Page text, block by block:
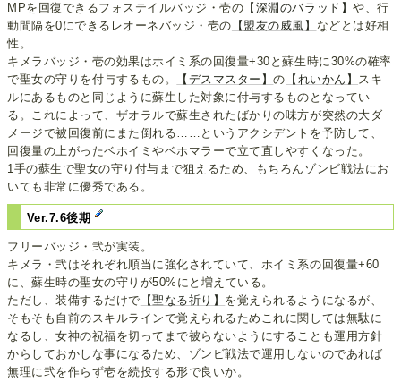
MPを回復できるフォステイルバッジ・壱の 【深淵のバラッド】や、行
動間隔を0にできるレオーネバッジ・壱の 【盟友の威風】 などとは好相
性。
キメラバッジ・壱の効果はホイミ系の回復量+30と蘇生時に30%の確率
で聖女の守りを付与するもの。
【デスマスター】の 【れいかん】 スキ
ルにあるものと同じように蘇生した対象に付与するものとなってい
る。これによって、ザオラルで蘇生されたばかりの味方が突然の大ダ
メージで被回復前にまた倒れる……というアクシデントを予防して、
回復量の上がったベホイミやベホマラーで立て直しやすくなった。
1手の蘇生で聖女の守り付与まで狙えるため、もちろんゾンビ戦法にお
いても非常に優秀である。
Ver.7.6後期
フリーバッジ・弐が実装。
キメラ・弐はそれぞれ順当に強化されていて、ホイミ系の回復量+60
に、蘇生時の聖女の守りが50%にと増えている。
ただし、装備するだけで 【聖なる祈り】 を覚えられるようになるが、
そもそも自前のスキルラインで覚えられるためこれに関しては無駄に
なるし、女神の祝福を切ってまで被らないようにすることも運用方針
からしておかしな事になるため、ゾンビ戦法で運用しないのであれば
無理に弐を作らず壱を続投する形で良いか。